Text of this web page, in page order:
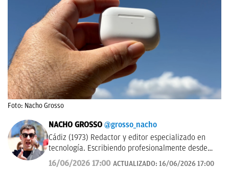
Foto: Nacho Grosso
NACHO GROSSO @grosso_nacho
Cádiz (1973) Redactor y editor especializado en
tecnología. Escribiendo profesionalmente desde
2017 para medios de difusión y blogs en español.
16/06/2026 17:00 ACTUALIZADO: 16/06/2026 17:00